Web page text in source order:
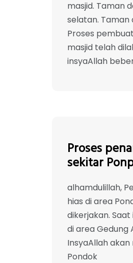
masjid. Taman
selatan. Taman
Proses
masjid telah
insyaAllah
Proses
sekitar
alhamdulillah,
hias di area
dikerjakan.
di area Gedung
InsyaAllah
Pondok